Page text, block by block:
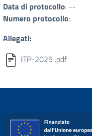
Data di protocollo: --
Numero protocollo:
Allegati:
ITP-2025 .pdf